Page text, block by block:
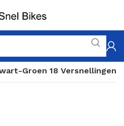
Groen 18 Versnellingen